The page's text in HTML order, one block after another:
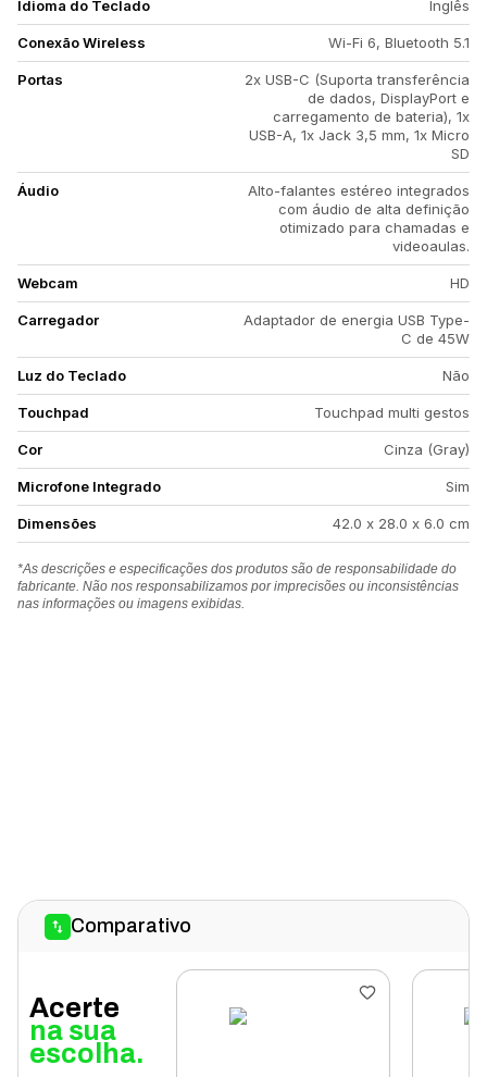
Idioma do Teclado Inglês
Conexão Wireless Wi-Fi 6, Bluetooth 5.1
Portas
2x USB-C (Suporta transferência
de dados, DisplayPort e
carregamento de bateria), 1x
USB-A, 1x Jack 3,5 mm, 1x Micro
SD
Áudio
Alto-falantes estéreo integrados
com áudio de alta definição
otimizado para chamadas e
videoaulas.
Webcam HD
Carregador
Adaptador de energia USB Type-
C de 45W
Luz do Teclado Não
Touchpad Touchpad multi gestos
Cor Cinza (Gray)
Microfone Integrado Sim
Dimensões 42.0 x 28.0 x 6.0 cm
*As descrições e especificações dos produtos são de responsabilidade do
fabricante. Não nos responsabilizamos por imprecisões ou inconsistências
nas informações ou imagens exibidas.
Comparativo
Acerte
na sua
escolha.